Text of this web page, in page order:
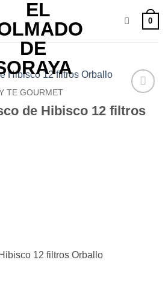
0
a la
TE GOURMET
de Hibisco 12 filtros
12 filtros Orballo